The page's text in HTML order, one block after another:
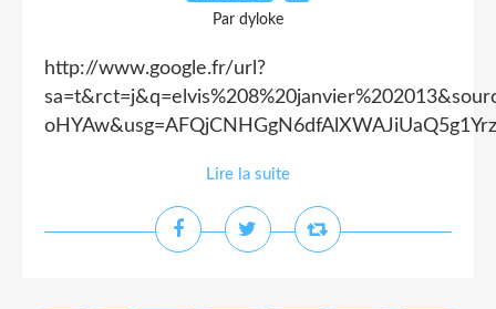
Par dyloke
http://www.google.fr/url?
Lire la suite